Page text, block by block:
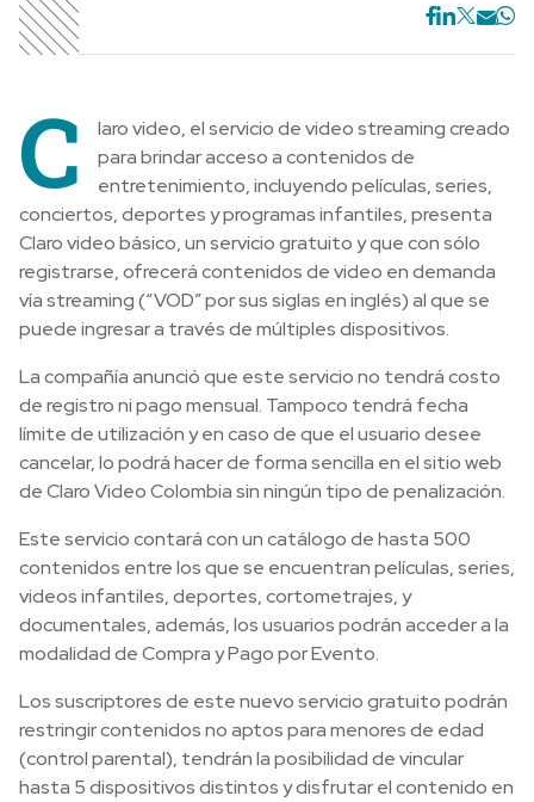
C
laro video, el servicio de video streaming creado
para brindar acceso a contenidos de
entretenimiento, incluyendo películas, series,
conciertos, deportes y programas infantiles, presenta
Claro video básico, un servicio gratuito y que con sólo
registrarse, ofrecerá contenidos de video en demanda
vía streaming (“VOD” por sus siglas en inglés) al que se
puede ingresar a través de múltiples dispositivos.
La compañía anunció que este servicio no tendrá costo
de registro ni pago mensual. Tampoco tendrá fecha
límite de utilización y en caso de que el usuario desee
cancelar, lo podrá hacer de forma sencilla en el sitio web
de Claro Video Colombia sin ningún tipo de penalización.
Este servicio contará con un catálogo de hasta 500
contenidos entre los que se encuentran películas, series,
videos infantiles, deportes, cortometrajes, y
documentales, además, los usuarios podrán acceder a la
modalidad de Compra y Pago por Evento.
Los suscriptores de este nuevo servicio gratuito podrán
restringir contenidos no aptos para menores de edad
(control parental), tendrán la posibilidad de vincular
hasta 5 dispositivos distintos y disfrutar el contenido en